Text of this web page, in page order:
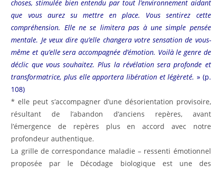
choses, stimulée bien entendu par tout l’environnement aidant
que vous aurez su mettre en place. Vous sentirez cette
compréhension. Elle ne se limitera pas à une simple pensée
mentale. Je veux dire qu’elle changera votre sensation de vous-
même et qu’elle sera accompagnée d’émotion. Voilà le genre de
déclic que vous souhaitez. Plus la révélation sera profonde et
transformatrice, plus elle apportera libération et légèreté. » (p.
108)
* elle peut s’accompagner d’une désorientation provisoire,
résultant de l’abandon d’anciens repères, avant
l’émergence de repères plus en accord avec notre
profondeur authentique.
La grille de correspondance maladie – ressenti émotionnel
proposée par le Décodage biologique est une des